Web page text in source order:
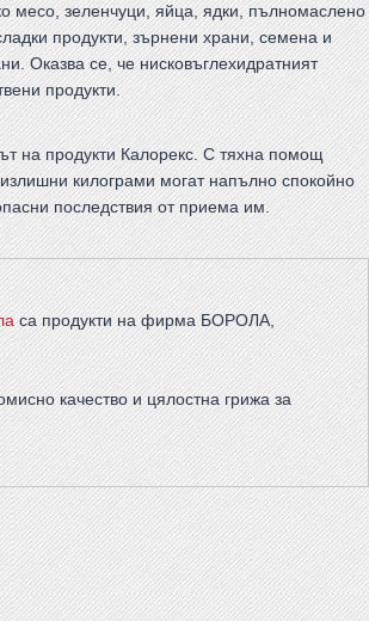
месо, зеленчуци, яйца, ядки, пълномаслено
продукти, зърнени храни, семена и
Оказва се, че нисковъглехидратният
продукти.
на продукти Калорекс. С тяхна помощ
килограми могат напълно спокойно
последствия от приема им.
са продукти на фирма БОРОЛА,
качество и цялостна грижа за